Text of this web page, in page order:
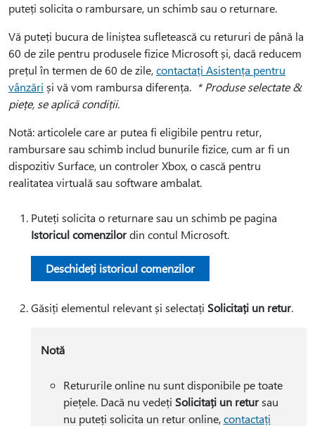
puteți solicita o rambursare, un schimb sau o returnare.
Vă puteți bucura de liniștea sufletească cu retururi de până la
60 de zile pentru produsele fizice Microsoft și, dacă reducem
prețul în termen de 60 de zile,contactați Asistența pentru
vânzări și vă vom rambursa diferența. * Produse selectate &
piețe, se aplică condiții.
Notă: articolele care ar putea fi eligibile pentru retur,
rambursare sau schimb includ bunurile fizice, cum ar fi un
dispozitiv Surface, un controler Xbox, o cască pentru
realitatea virtuală sau software ambalat.
Puteți solicita o returnare sau un schimb pe pagina
Istoricul comenzilordin contul Microsoft.
Deschideți istoricul comenzilor
Găsiți elementul relevant și selectați Solicitați un retur.
Notă
Retururile online nu sunt disponibile pe toate
piețele. Dacă nu vedeți Solicitați un retursau
nu puteți solicita un retur online,contactați